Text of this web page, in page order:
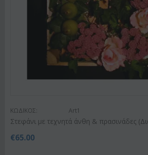
ΚΩΔΙΚΟΣ: Art1
Στεφάνι με τεχνητά άνθη & πρασινάδες
€65.00